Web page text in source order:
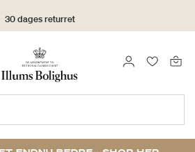
30 dages returret
LOG IND